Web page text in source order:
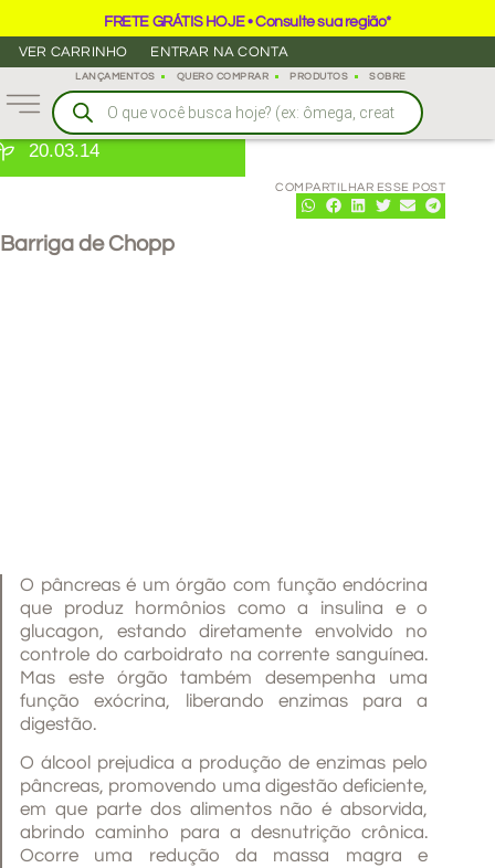
FRETE GRÁTIS HOJE • Consulte sua região*
VER CARRINHO
ENTRAR NA CONTA
LANÇAMENTOS QUERO COMPRAR PRODUTOS SOBRE
20.03.14
COMPARTILHAR ESSE POST
Barriga de Chopp
O pâncreas é um órgão com função endócrina
que produz hormônios como a insulina e o
glucagon, estando diretamente envolvido no
controle do carboidrato na corrente sanguínea.
Mas este órgão também desempenha uma
função exócrina, liberando enzimas para a
digestão.
O álcool prejudica a produção de enzimas pelo
pâncreas, promovendo uma digestão deficiente,
em que parte dos alimentos não é absorvida,
abrindo caminho para a desnutrição crônica.
Ocorre uma redução da massa magra e